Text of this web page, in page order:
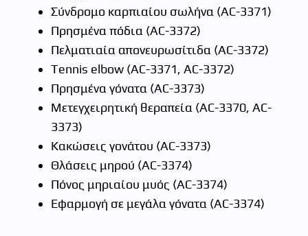
Σύνδρομο καρπιαίου σωλήνα (AC-3371)
Πρησμένα πόδια (AC-3372)
Πελματιαία απονευρωσίτιδα (AC-3372)
Tennis elbow (AC-3371, AC-3372)
Πρησμένα γόνατα (AC-3373)
Μετεγχειρητική θεραπεία (AC-3370, AC-
3373)
Κακώσεις γονάτου (AC-3373)
Θλάσεις μηρού (AC-3374)
Πόνος μηριαίου μυός (AC-3374)
Εφαρμογή σε μεγάλα γόνατα (AC-3374)